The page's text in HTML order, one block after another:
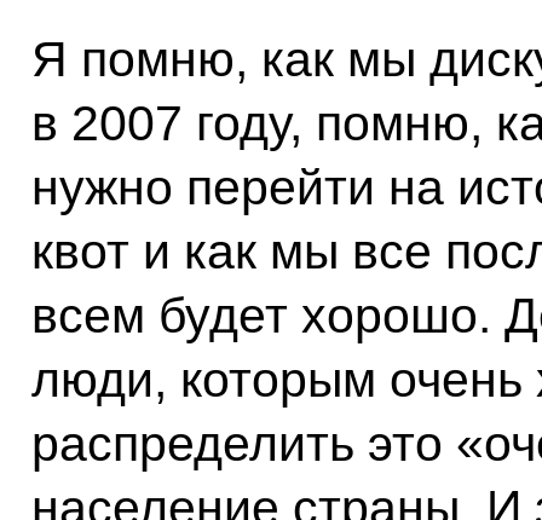
Я помню, как мы
в 2007 году, помню,
нужно перейти на
квот и как мы все
всем будет хорошо.
люди, которым
распределить это
население страны. И